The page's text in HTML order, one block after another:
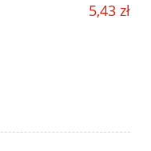
5,43 zł